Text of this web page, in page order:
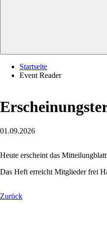
Startseite
Event Reader
01.09.2026
Heute erscheint das
Das Heft erreicht Mitglieder frei
Zurück